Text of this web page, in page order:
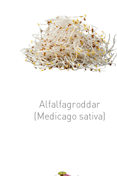
Alfalfagroddar
(Medicago sativa)